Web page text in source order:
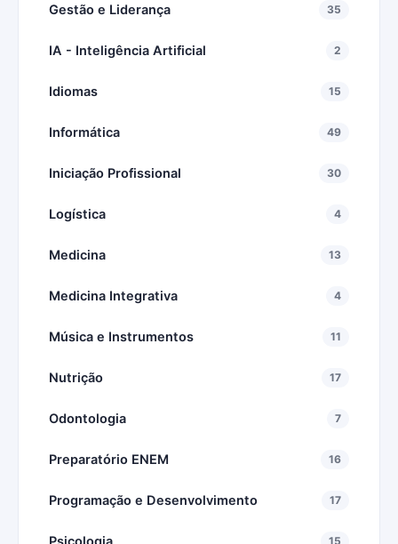
Gestão e Liderança 35
IA - Inteligência Artificial 2
Idiomas 15
Informática 49
Iniciação Profissional 30
Logística 4
Medicina 13
Medicina Integrativa 4
Música e Instrumentos 11
Nutrição 17
Odontologia 7
Preparatório ENEM 16
Programação e Desenvolvimento 17
15